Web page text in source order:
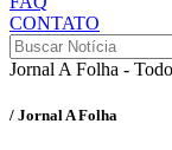
CONTATO
Jornal A Folha -
/ Jornal A Folha